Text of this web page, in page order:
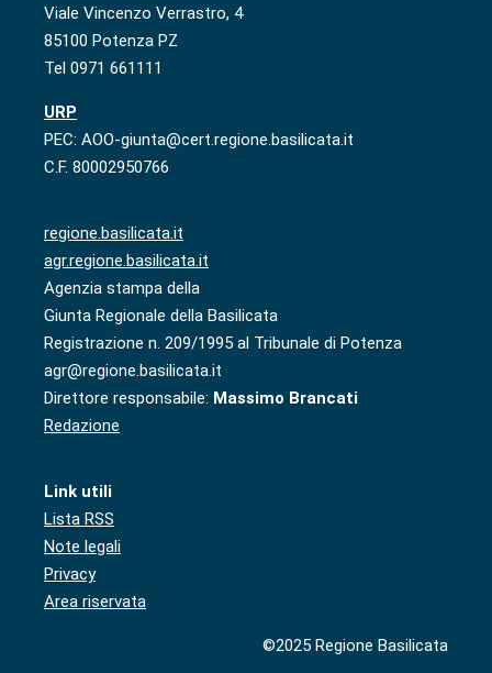
Viale Vincenzo Verrastro, 4
85100 Potenza PZ
Tel 0971 661111
URP
PEC: AOO-giunta@cert.regione.basilicata.it
C.F. 80002950766
regione.basilicata.it
agr.regione.basilicata.it
Agenzia stampa della
Giunta Regionale della Basilicata
Registrazione n. 209/1995 al Tribunale di Potenza
agr@regione.basilicata.it
Direttore responsabile: Massimo Brancati
Redazione
Link utili
Lista RSS
Note legali
Privacy
Area riservata
©2025 Regione Basilicata